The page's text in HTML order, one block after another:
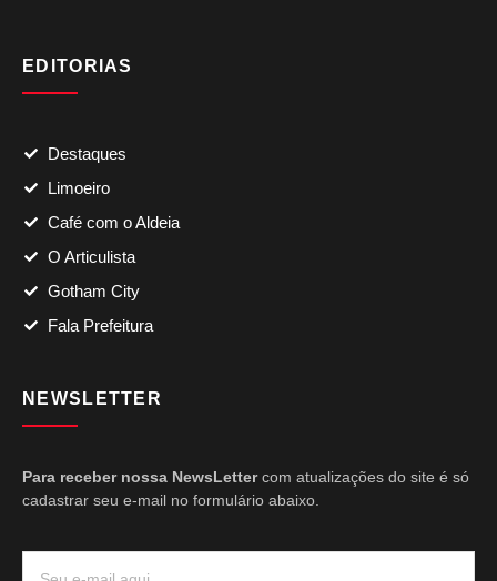
EDITORIAS
Destaques
Limoeiro
Café com o Aldeia
O Articulista
Gotham City
Fala Prefeitura
NEWSLETTER
Para receber nossa NewsLettercom atualizações do site é só
cadastrar seu e-mail no formulário abaixo.